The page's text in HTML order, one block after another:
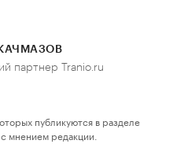
партнер Tranio.ru
публикуются в разделе
мнением редакции.